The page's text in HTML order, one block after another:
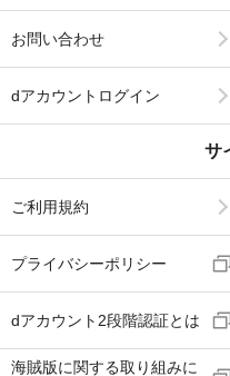
お問い合わせ
dアカウントログイン
サ
ご利用規約
プライバシーポリシー
dアカウント2段階認証とは
海賊版に関する取り組みに